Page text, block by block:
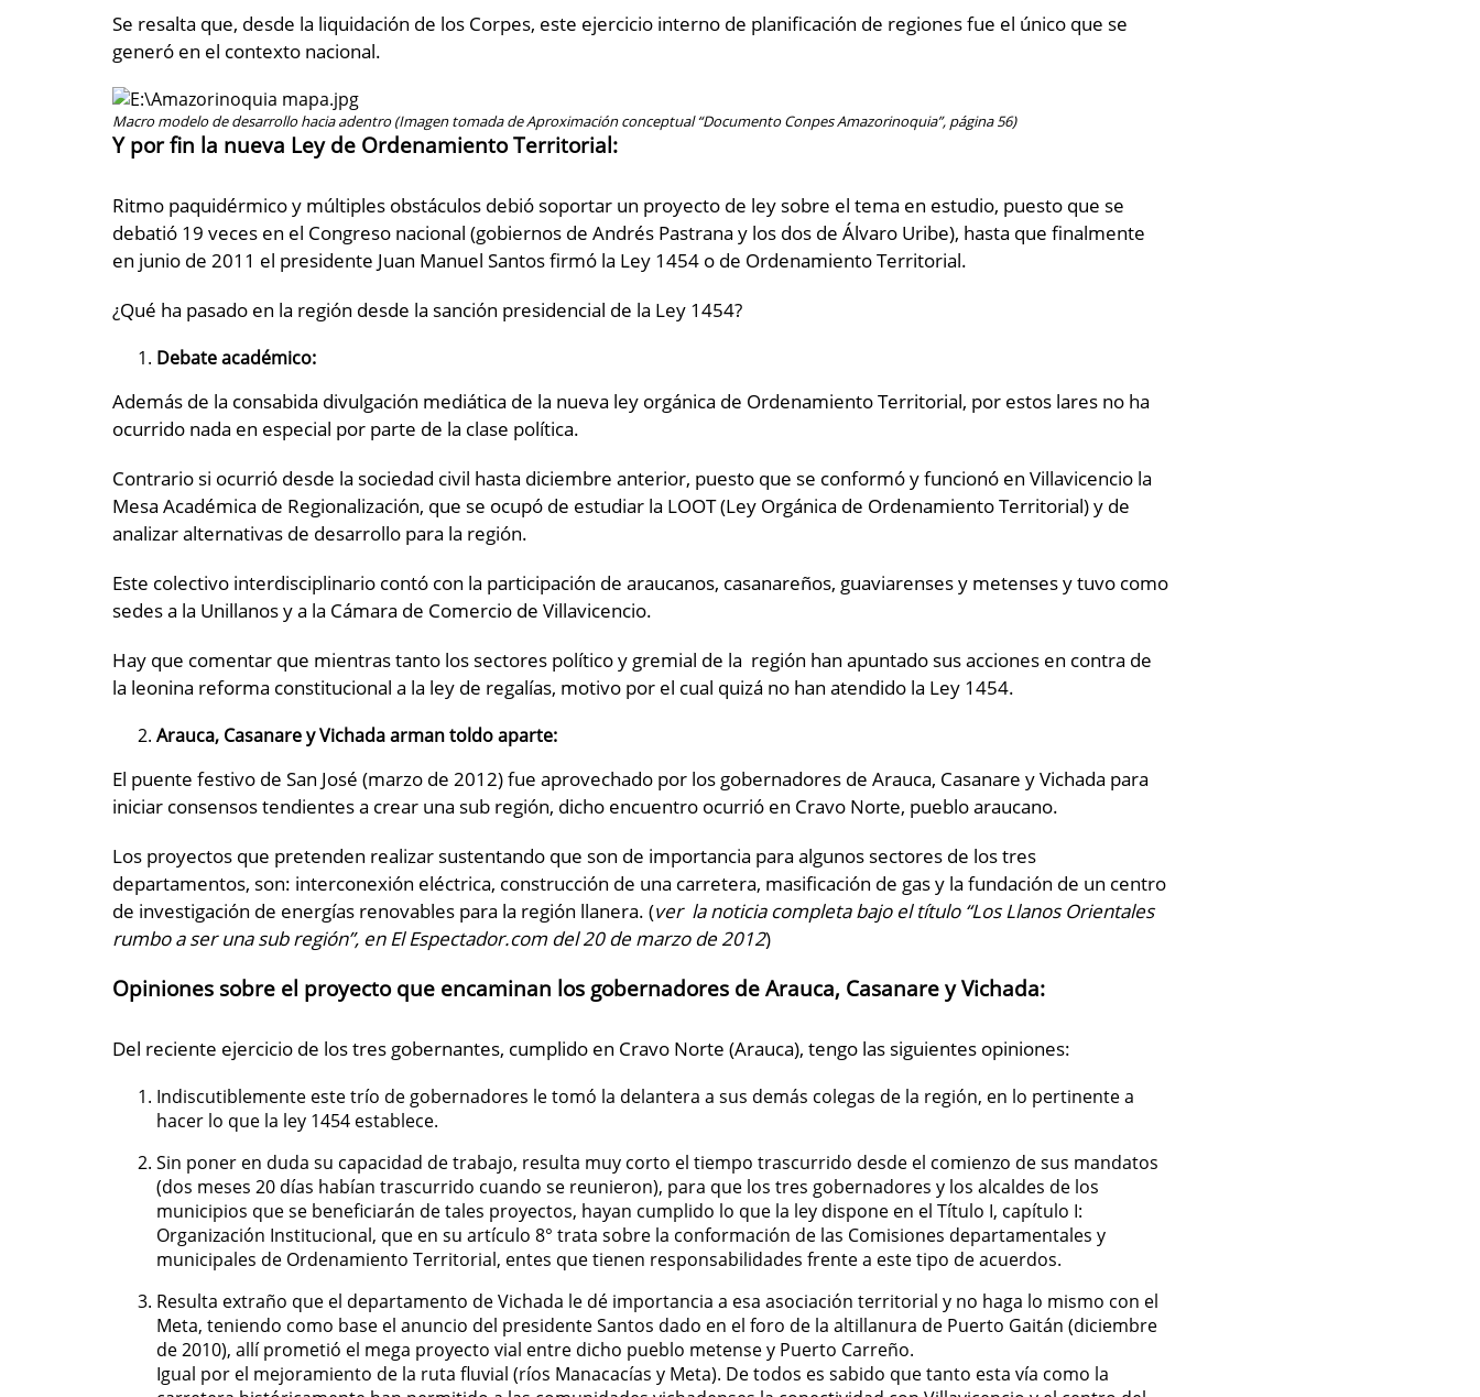
Se resalta que, desde la liquidación de los Corpes, este ejercicio interno de planificación de regiones fue el único que se
generó en el contexto nacional.
Macro modelo de desarrollo hacia adentro (Imagen tomada de Aproximación conceptual “Documento Conpes Amazorinoquia”, página 56)
Y por fin la nueva Ley de Ordenamiento Territorial:
Ritmo paquidérmico y múltiples obstáculos debió soportar un proyecto de ley sobre el tema en estudio, puesto que se
debatió 19 veces en el Congreso nacional (gobiernos de Andrés Pastrana y los dos de Álvaro Uribe), hasta que finalmente
en junio de 2011 el presidente Juan Manuel Santos firmó la Ley 1454 o de Ordenamiento Territorial.
¿Qué ha pasado en la región desde la sanción presidencial de la Ley 1454?
Debate académico:
Además de la consabida divulgación mediática de la nueva ley orgánica de Ordenamiento Territorial, por estos lares no ha
ocurrido nada en especial por parte de la clase política.
Contrario si ocurrió desde la sociedad civil hasta diciembre anterior, puesto que se conformó y funcionó en Villavicencio la
Mesa Académica de Regionalización, que se ocupó de estudiar la LOOT (Ley Orgánica de Ordenamiento Territorial) y de
analizar alternativas de desarrollo para la región.
Este colectivo interdisciplinario contó con la participación de araucanos, casanareños, guaviarenses y metenses y tuvo como
sedes a la Unillanos y a la Cámara de Comercio de Villavicencio.
Hay que comentar que mientras tanto los sectores político y gremial de la región han apuntado sus acciones en contra de
la leonina reforma constitucional a la ley de regalías, motivo por el cual quizá no han atendido la Ley 1454.
Arauca, Casanare y Vichada arman toldo aparte:
El puente festivo de San José (marzo de 2012) fue aprovechado por los gobernadores de Arauca, Casanare y Vichada para
iniciar consensos tendientes a crear una sub región, dicho encuentro ocurrió en Cravo Norte, pueblo araucano.
Los proyectos que pretenden realizar sustentando que son de importancia para algunos sectores de los tres
departamentos, son: interconexión eléctrica, construcción de una carretera, masificación de gas y la fundación de un centro
de investigación de energías renovables para la región llanera. (ver la noticia completa bajo el título “Los Llanos Orientales
rumbo a ser una sub región”, enEl Espectador.com del 20 de marzo de 2012)
Opiniones sobre el proyecto que encaminan los gobernadores de Arauca, Casanare y Vichada:
Del reciente ejercicio de los tres gobernantes, cumplido en Cravo Norte (Arauca), tengo las siguientes opiniones:
Indiscutiblemente este trío de gobernadores le tomó la delantera a sus demás colegas de la región, en lo pertinente a
hacer lo que la ley 1454 establece.
Sin poner en duda su capacidad de trabajo, resulta muy corto el tiempo trascurrido desde el comienzo de sus mandatos
(dos meses 20 días habían trascurrido cuando se reunieron), para que los tres gobernadores y los alcaldes de los
municipios que se beneficiarán de tales proyectos, hayan cumplido lo que la ley dispone en el Título I, capítulo I:
Organización Institucional, que en su artículo 8° trata sobre la conformación de las Comisiones departamentales y
municipales de Ordenamiento Territorial, entes que tienen responsabilidades frente a este tipo de acuerdos.
Resulta extraño que el departamento de Vichada le dé importancia a esa asociación territorial y no haga lo mismo con el
Meta, teniendo como base el anuncio del presidente Santos dado en el foro de la altillanura de Puerto Gaitán (diciembre
de 2010), allí prometió el mega proyecto vial entre dicho pueblo metense y Puerto Carreño.
Igual por el mejoramiento de la ruta fluvial (ríos Manacacías y Meta). De todos es sabido que tanto esta vía como la